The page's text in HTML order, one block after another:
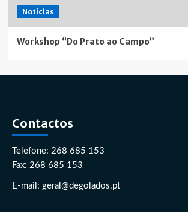
Notícias
Workshop “Do Prato ao Campo”
Contactos
Telefone: 268 685 153
Fax: 268 685 153
E-mail: geral@degolados.pt